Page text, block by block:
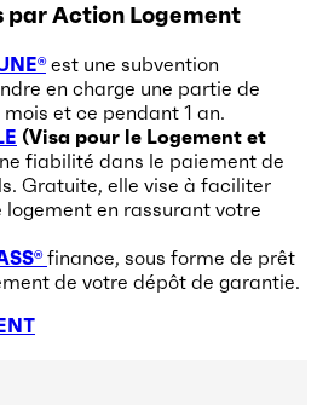
par Action Logement
est une subvention
en charge une partie de
et ce pendant 1 an.
(Visa pour le Logement et
fiabilité dans le paiement de
Gratuite, elle vise à faciliter
en rassurant votre
finance, sous forme de prêt
de votre dépôt de garantie.